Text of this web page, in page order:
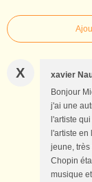
X xavier
Bonjour
j'ai une
l'artiste
l'artiste en
jeune,
Chopin
musique